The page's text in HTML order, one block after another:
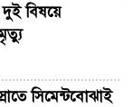
বিষয়ে
সিমেন্টবোঝাই